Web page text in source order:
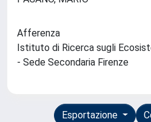
Afferenza
Istituto di Ricerca sugli
- Sede Secondaria Firenze
Esportazione